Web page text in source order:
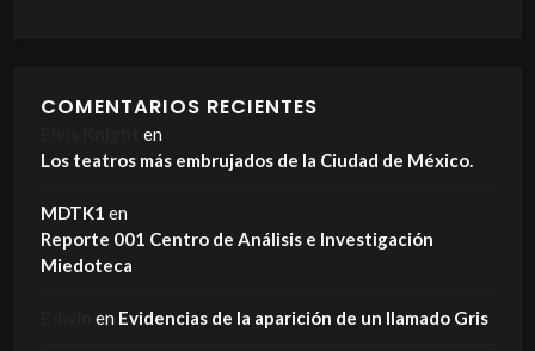
COMENTARIOS RECIENTES
en
Los teatros más embrujados de la Ciudad de México.
MDTK1 en
Reporte 001 Centro de Análisis e Investigación
Miedoteca
en Evidencias de la aparición de un llamado Gris